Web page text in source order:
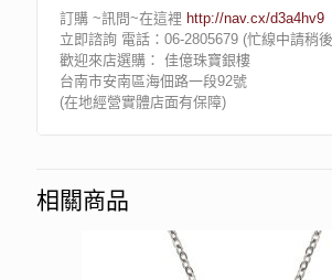
訂購 ~訊問~在這裡 http://nav.cx/d3a4hv9
立即諮詢 電話：06-2805679 (忙線中請稍
歡迎來店選購： 佳億珠寶銀樓
台南市安南區海佃路一段92號
(在地經營實體店面有保障)
相關商品